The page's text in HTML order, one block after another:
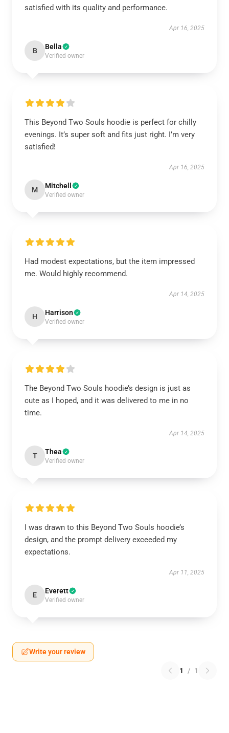
satisfied with its quality and performance.
Apr 16, 2025
B Bella
Verified owner
This Beyond Two Souls hoodie is perfect for chilly
evenings. It’s super soft and fits just right. I’m very
satisfied!
Apr 16, 2025
M Mitchell
Verified owner
Had modest expectations, but the item impressed
me. Would highly recommend.
Apr 14, 2025
H Harrison
Verified owner
The Beyond Two Souls hoodie’s design is just as
cute as I hoped, and it was delivered to me in no
time.
Apr 14, 2025
T Thea
Verified owner
I was drawn to this Beyond Two Souls hoodie’s
design, and the prompt delivery exceeded my
expectations.
Apr 11, 2025
E Everett
Verified owner
Write your review
1 / 1